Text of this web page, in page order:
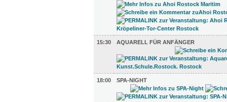
15:30 AQUARELL FÜR ANFÄNGER
18:00 SPA-NIGHT